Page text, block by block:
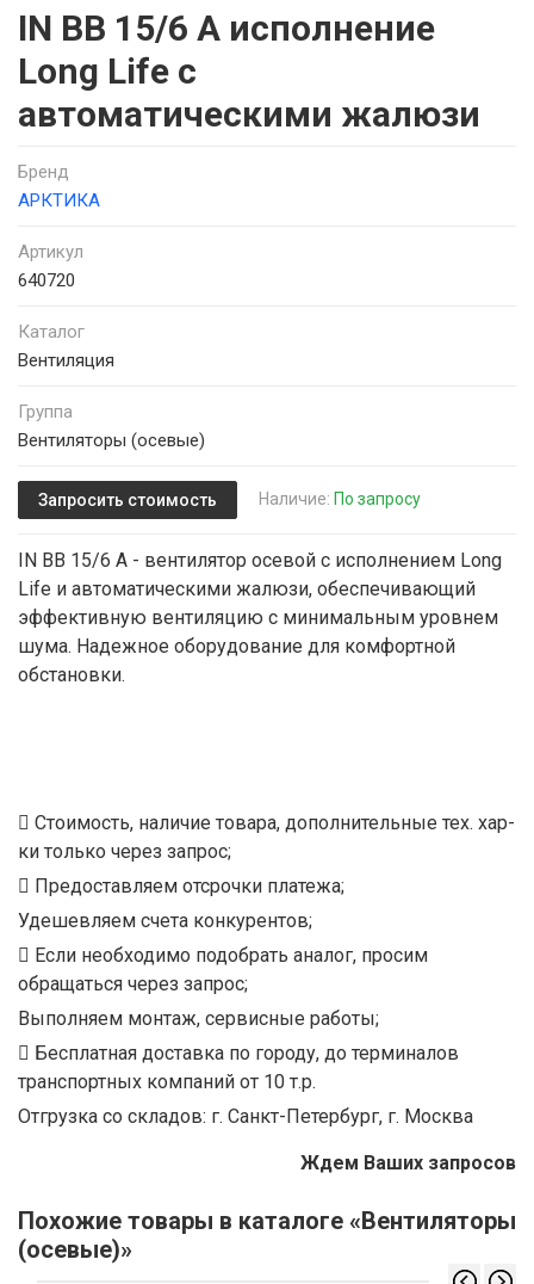
IN ВВ 15/6 А исполнение
Long Life с
автоматическими жалюзи
Бренд
АРКТИКА
Артикул
640720
Каталог
Вентиляция
Группа
Вентиляторы (осевые)
Запросить стоимость Наличие: По запросу
IN ВВ 15/6 А - вентилятор осевой с исполнением Long
Life и автоматическими жалюзи, обеспечивающий
эффективную вентиляцию с минимальным уровнем
шума. Надежное оборудование для комфортной
обстановки.
Стоимость, наличие товара, дополнительные тех. хар-
ки только через запрос;
Предоставляем отсрочки платежа;
Удешевляем счета конкурентов;
Если необходимо подобрать аналог, просим
обращаться через запрос;
Выполняем монтаж, сервисные работы;
Бесплатная доставка по городу, до терминалов
транспортных компаний от 10 т.р.
Отгрузка со складов: г. Санкт-Петербург, г. Москва
Ждем Ваших запросов
Похожие товары в каталоге «Вентиляторы
(осевые)»